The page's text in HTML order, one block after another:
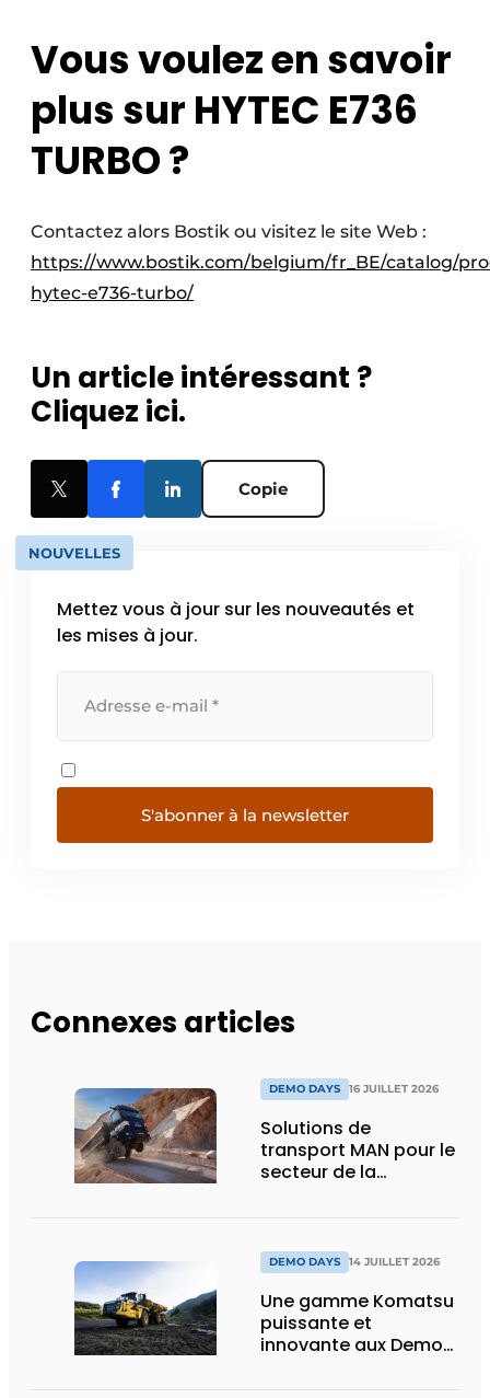
Vous voulez en savoir
plus sur HYTEC E736
TURBO ?
Contactez alors Bostik ou visitez le site Web :
https://www.bostik.com/belgium/fr_BE/catalog/
hytec-e736-turbo/
Un article intéressant ?
Cliquez ici.
Copie
NOUVELLES
Mettez vous à jour sur les nouveautés et
les mises à jour.
S'abonner à la newsletter
Connexes articles
DEMO DAYS 16 JUILLET 2026
Solutions de
transport MAN pour le
secteur de la
DEMO DAYS 14 JUILLET 2026
Une gamme Komatsu
puissante et
innovante aux Demo